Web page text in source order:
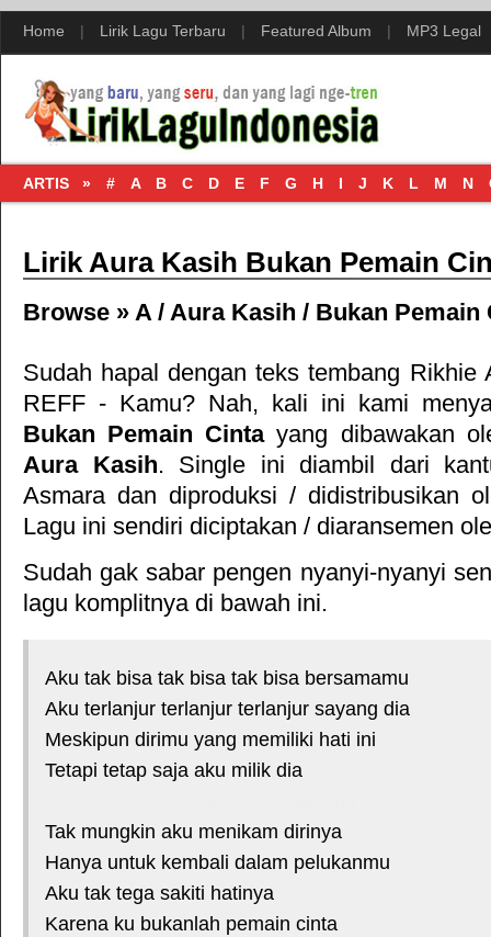
Home | Lirik Lagu Terbaru | Featured Album | MP3 Legal
ARTIS » # A B C D E F G H I J K L M N
Lirik Aura Kasih Bukan Pemain
Browse » A/ Aura Kasih / Bukan Pemain
Sudah hapal dengan teks tembang Rikhie
REFF - Kamu? Nah, kali ini kami
Bukan Pemain Cintayang dibawakan
Aura Kasih. Single ini diambil dari
Asmara dan diproduksi / didistribusikan
Lagu ini sendiri diciptakan / diaransemen
Sudah gak sabar pengen nyanyi-nyanyi
lagu komplitnya di bawah ini.
Aku tak bisa tak bisa tak bisa bersamamu
Aku terlanjur terlanjur terlanjur sayang dia
Meskipun dirimu yang memiliki hati ini
Tetapi tetap saja aku milik dia
Tak mungkin aku menikam dirinya
Hanya untuk kembali dalam pelukanmu
Aku tak tega sakiti hatinya
Karena ku bukanlah pemain cinta